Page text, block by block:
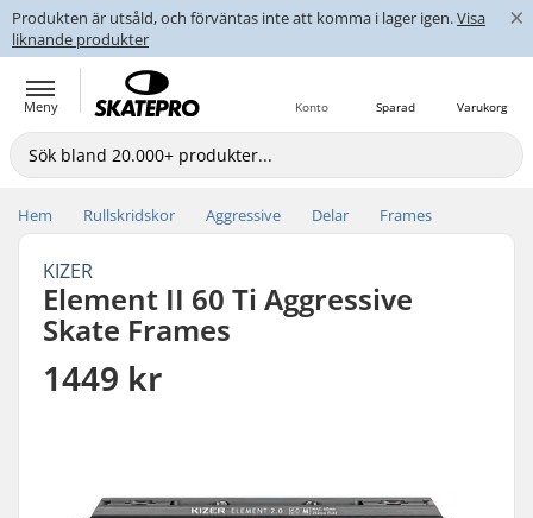
Produkten är utsåld, och förväntas inte att komma i lager igen.Visa
liknande produkter
×
Meny Varukorg
Sparad
Konto
Hem Rullskridskor Aggressive Delar Frames
KIZER
Element II 60 Ti Aggressive
Skate Frames
1449 kr